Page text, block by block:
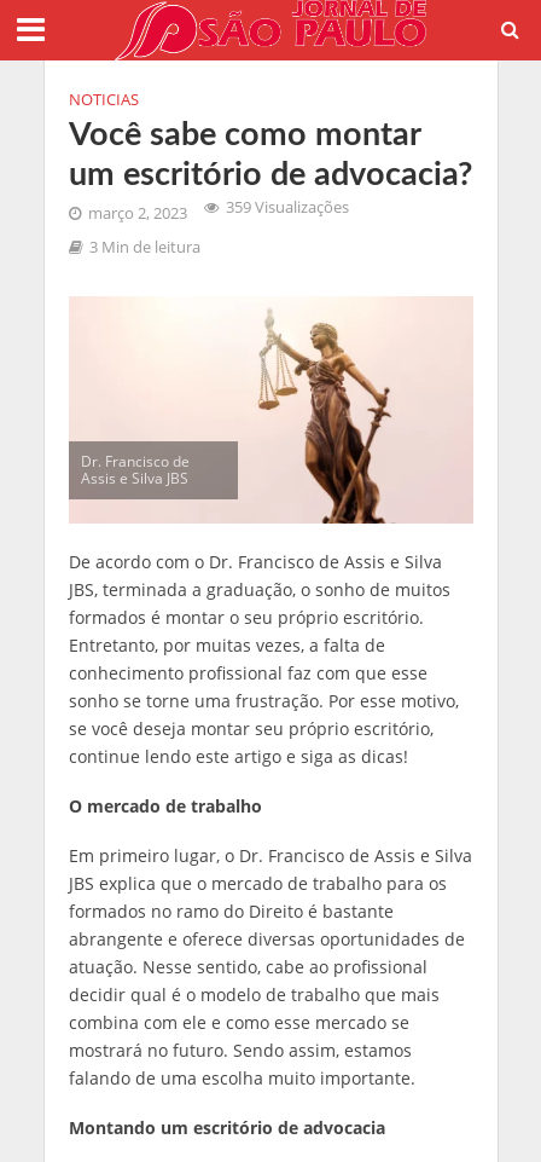
NOTICIAS
Você sabe como montar
um escritório de advocacia?
março 2, 2023
359 Visualizações
3 Min de leitura
Dr. Francisco de
Assis e Silva JBS
De acordo com o Dr. Francisco de Assis e Silva
JBS, terminada a graduação, o sonho de muitos
formados é montar o seu próprio escritório.
Entretanto, por muitas vezes, a falta de
conhecimento profissional faz com que esse
sonho se torne uma frustração. Por esse motivo,
se você deseja montar seu próprio escritório,
continue lendo este artigo e siga as dicas!
O mercado de trabalho
Em primeiro lugar, o Dr. Francisco de Assis e Silva
JBS explica que o mercado de trabalho para os
formados no ramo do Direito é bastante
abrangente e oferece diversas oportunidades de
atuação. Nesse sentido, cabe ao profissional
decidir qual é o modelo de trabalho que mais
combina com ele e como esse mercado se
mostrará no futuro. Sendo assim, estamos
falando de uma escolha muito importante.
Montando um escritório de advocacia